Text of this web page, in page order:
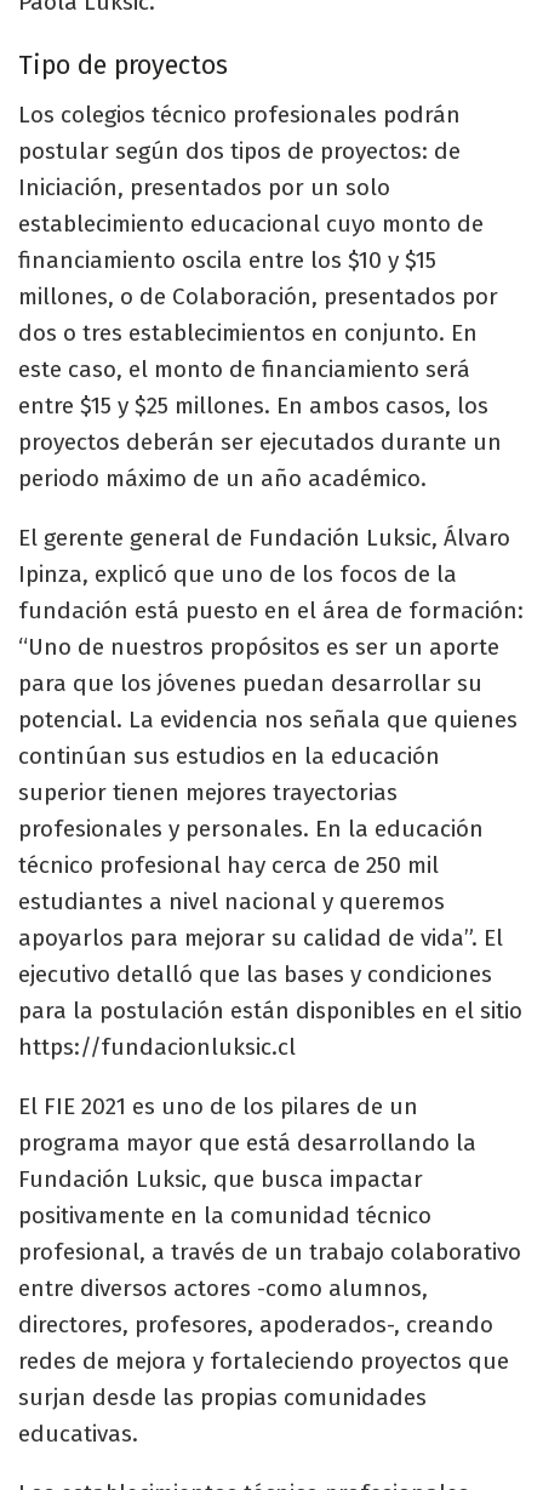
Tipo de proyectos
Los colegios técnico profesionales podrán
postular según dos tipos de proyectos: de
Iniciación, presentados por un solo
establecimiento educacional cuyo monto de
financiamiento oscila entre los $10 y $15
millones, o de Colaboración, presentados por
dos o tres establecimientos en conjunto. En
este caso, el monto de financiamiento será
entre $15 y $25 millones. En ambos casos, los
proyectos deberán ser ejecutados durante un
periodo máximo de un año académico.
El gerente general de Fundación Luksic, Álvaro
Ipinza, explicó que uno de los focos de la
fundación está puesto en el área de formación:
“Uno de nuestros propósitos es ser un aporte
para que los jóvenes puedan desarrollar su
potencial. La evidencia nos señala que quienes
continúan sus estudios en la educación
superior tienen mejores trayectorias
profesionales y personales. En la educación
técnico profesional hay cerca de 250 mil
estudiantes a nivel nacional y queremos
apoyarlos para mejorar su calidad de vida”. El
ejecutivo detalló que las bases y condiciones
para la postulación están disponibles en el sitio
https://fundacionluksic.cl
El FIE 2021 es uno de los pilares de un
programa mayor que está desarrollando la
Fundación Luksic, que busca impactar
positivamente en la comunidad técnico
profesional, a través de un trabajo colaborativo
entre diversos actores -como alumnos,
directores, profesores, apoderados-, creando
redes de mejora y fortaleciendo proyectos que
surjan desde las propias comunidades
educativas.